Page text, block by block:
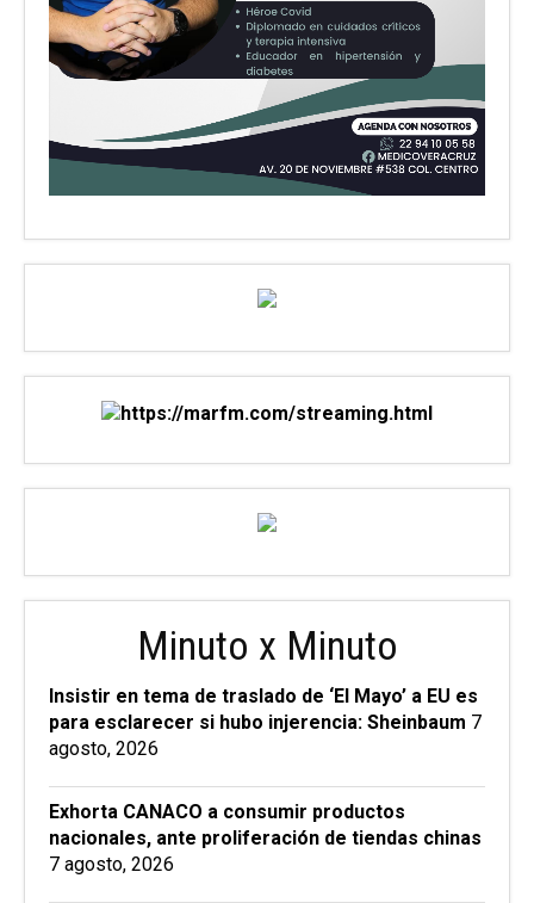
Minuto x Minuto
Insistir en tema de traslado de ‘El Mayo’ a EU es
para esclarecer si hubo injerencia: Sheinbaum 7
agosto, 2026
Exhorta CANACO a consumir productos
nacionales, ante proliferación de tiendas chinas
7 agosto, 2026